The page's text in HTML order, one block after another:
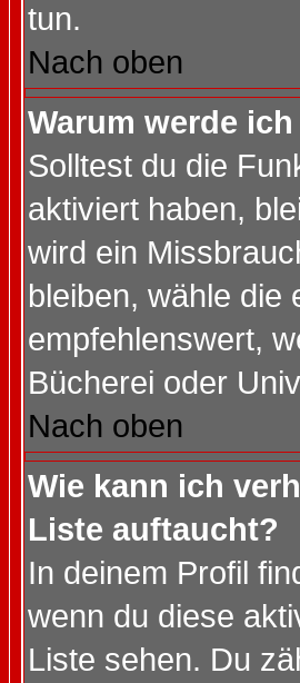
tun.
Nach oben
Warum werde
Solltest du die
aktiviert haben,
wird ein
bleiben, wähle die
empfehlenswert,
Bücherei oder
Nach oben
Wie kann ich
Liste auftaucht?
In deinem Profil
wenn du diese
Liste sehen. Du